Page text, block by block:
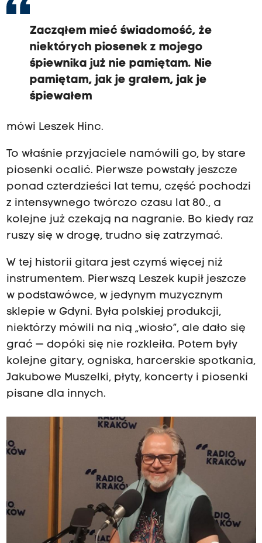
Zacząłem mieć świadomość, że
niektórych piosenek z mojego
śpiewnika już nie pamiętam. Nie
pamiętam, jak je grałem, jak je
śpiewałem
mówi Leszek Hinc.
To właśnie przyjaciele namówili go, by stare
piosenki ocalić. Pierwsze powstały jeszcze
ponad czterdzieści lat temu, część pochodzi
z intensywnego twórczo czasu lat 80., a
kolejne już czekają na nagranie. Bo kiedy raz
ruszy się w drogę, trudno się zatrzymać.
W tej historii gitara jest czymś więcej niż
instrumentem. Pierwszą Leszek kupił jeszcze
w podstawówce, w jedynym muzycznym
sklepie w Gdyni. Była polskiej produkcji,
niektórzy mówili na nią „wiosło”, ale dało się
grać — dopóki się nie rozkleiła. Potem były
kolejne gitary, ogniska, harcerskie spotkania,
Jakubowe Muszelki, płyty, koncerty i piosenki
pisane dla innych.